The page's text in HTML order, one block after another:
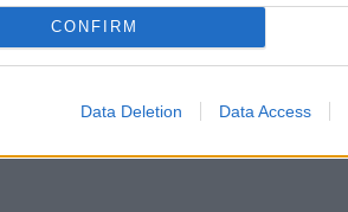
CONFIRM
Data Deletion Data Access